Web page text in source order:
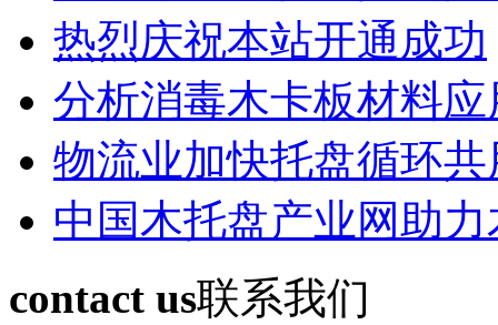
热烈庆祝本站开通成功
分析消毒木卡板材料
物流业加快托盘循环
中国木托盘产业网助
contact us联系我们